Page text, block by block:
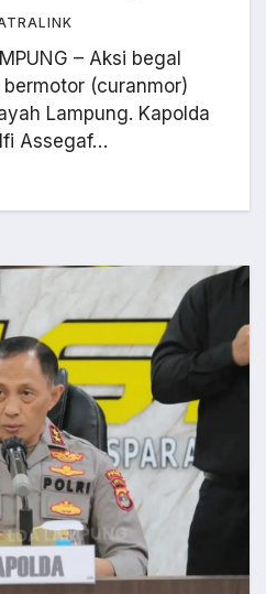
– Aksi begal
(curanmor)
Lampung. Kapolda
Assegaf…